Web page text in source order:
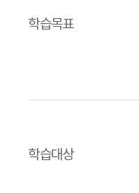
학습목표
학습대상